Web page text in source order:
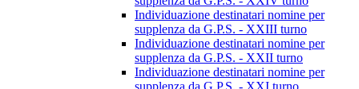
Individuazione destinatari nomine per
supplenza da G.P.S. - XXIII turno
Individuazione destinatari nomine per
supplenza da G.P.S. - XXII turno
Individuazione destinatari nomine per